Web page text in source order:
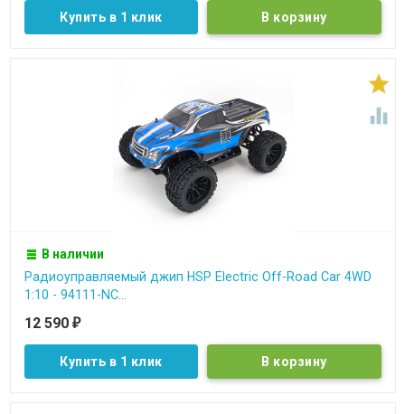
Купить в 1 клик


В наличии
Радиоуправляемый джип HSP Electric Off-Road Car 4WD
1:10 - 94111-NC...
12 590 ₽
Купить в 1 клик